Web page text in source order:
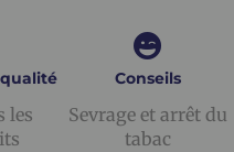
les
Conseils
Sevrage et arrêt du
tabac